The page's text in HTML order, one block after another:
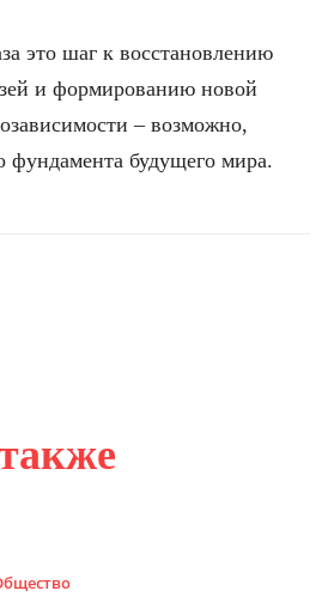
это шаг к восстановлению
и формированию новой
– возможно,
фундамента будущего мира.